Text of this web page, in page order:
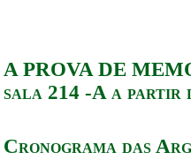
A PROVA DE
sala 214 -A a partir
Cronograma das